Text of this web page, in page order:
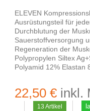
ELEVEN
Ausrüstungsteil für
Durchblutung der
Sauerstoffversorgung
Regeneration der
Polypropylen Siltex
Polyamid 12% Elastan
22,50 € inkl.
13 Artikel